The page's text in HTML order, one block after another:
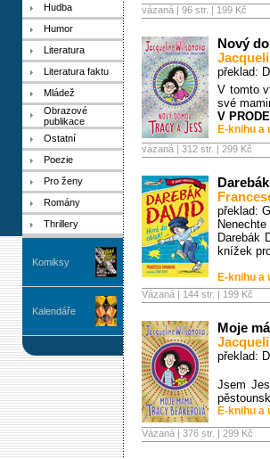
Hudba
Humor
Literatura
Literatura faktu
Mládež
Obrazové
publikace
Ostatní
Poezie
Pro ženy
Romány
Thrillery
Komiksy
Kalendáře
vázaná | 96 str. | 199 Kč
Nový
překlad:
V tomto
své
V
E-knihu a
vázaná | 312 str. | 299 Kč
překlad:
Darebák
knížek
E-knihu a
Vázaná | 144 str. | 199 Kč
Moje
překlad:
Jsem
E-knihu a
Vázaná | 376 str. | 299 Kč